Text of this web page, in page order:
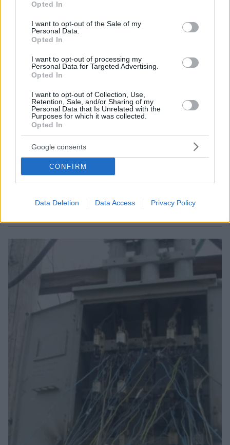
use your data for below specified purposes in below Google
consent section.
Opted In
I want to opt-out of the Sale of my
Personal Data.
Opted In
I want to opt-out of processing my
Personal Data for Targeted Advertising.
Opted In
I want to opt-out of Collection, Use,
Retention, Sale, and/or Sharing of my
Personal Data that Is Unrelated with the
Purposes for which it was collected.
Opted In
Google consents
CONFIRM
Data Deletion Data Access Privacy Policy
Αφγανού: Πώς γνωρίσαμε τη Λίσα, γιατί
06.08.2026, 12:32